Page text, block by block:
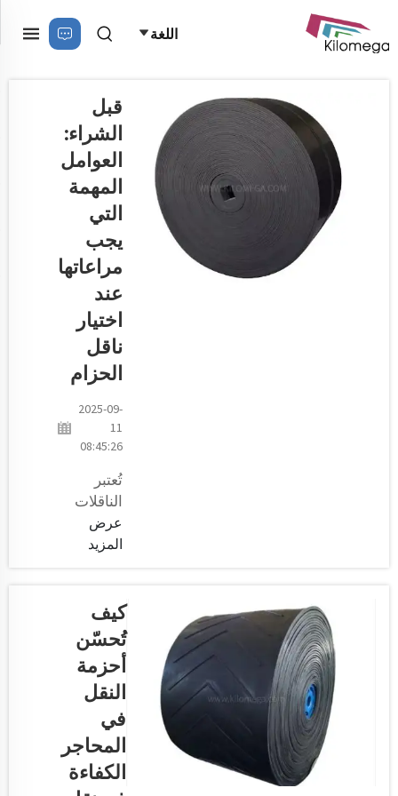
اللغة
قبل
الشراء:
العوامل
المهمة
التي
يجب
مراعاتها
عند
اختيار
ناقل
الحزام
2025-09-
11
08:45:26
تُعتبر
الناقلات
جزءًا
أساسيًا من
الصناعية،
حيث
تساعد في
نقل
العناصر
من موقع
إلى آخر.
هناك عدة
عوامل
عرض
المزيد
كيف
تُحسّن
أحزمة
النقل
في
المحاجر
الكفاءة